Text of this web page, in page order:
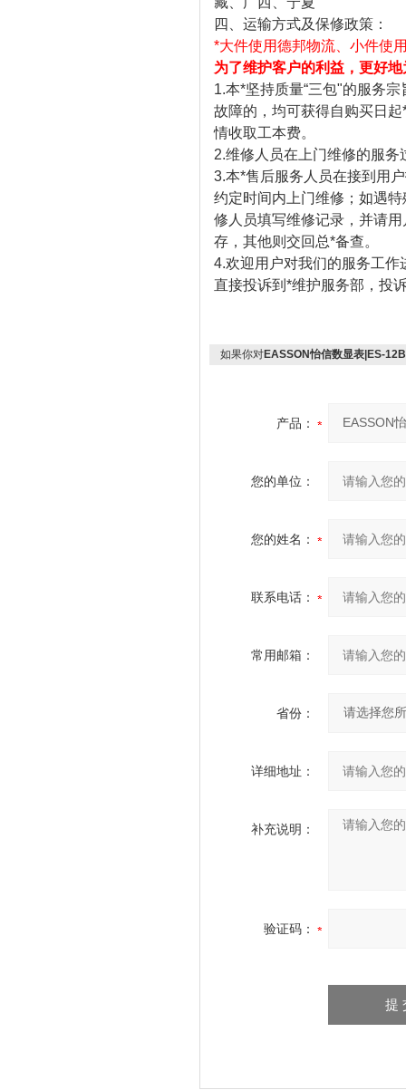
四、运输方式及保修政策：
*大件使用德邦物流、小件使
为了维护客户的利益，更好
1.本*坚持质量“三包"的服务
故障的，均可获得自购买日
情收取工本费。
2.维修人员在上门维修的服
3.本*售后服务人员在接到用
约定时间内上门维修；如遇
修人员填写维修记录，并请
存，其他则交回总*备查。
4.欢迎用户对我们的服务工
直接投诉到*维护服务部，投
如果你对EASSON怡信数显表|ES-
产品：
您的单位：
您的姓名：
联系电话：
常用邮箱：
省份：
详细地址：
补充说明：
验证码：